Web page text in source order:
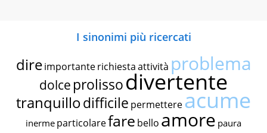
I sinonimi più ricercati
dire importante richiestaattività problema
dolce prolissodivertente
tranquillodifficile permettereacume
inerme particolarefare bello amore paura